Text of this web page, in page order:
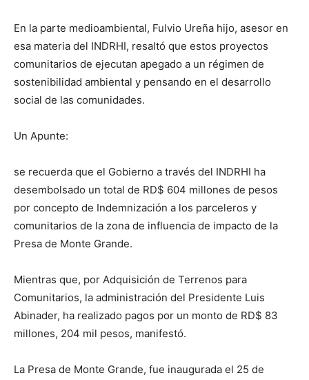
En la parte medioambiental, Fulvio Ureña hijo, asesor en
esa materia del INDRHI, resaltó que estos proyectos
comunitarios de ejecutan apegado a un régimen de
sostenibilidad ambiental y pensando en el desarrollo
social de las comunidades.
Un Apunte:
se recuerda que el Gobierno a través del INDRHI ha
desembolsado un total de RD$ 604 millones de pesos
por concepto de Indemnización a los parceleros y
comunitarios de la zona de influencia de impacto de la
Presa de Monte Grande.
Mientras que, por Adquisición de Terrenos para
Comunitarios, la administración del Presidente Luis
Abinader, ha realizado pagos por un monto de RD$ 83
millones, 204 mil pesos, manifestó.
La Presa de Monte Grande, fue inaugurada el 25 de